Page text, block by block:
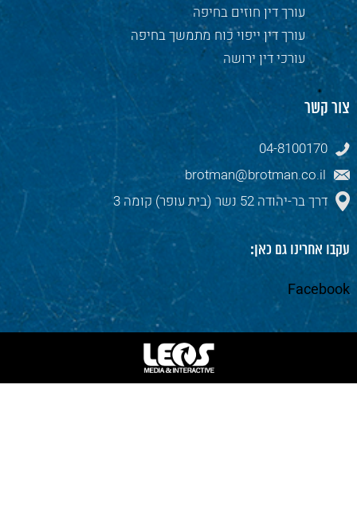
עורך דין חוזים בחיפה
עורך דין ייפוי כוח מתמשך בחיפה
עורכי דין ירושה
צור קשר
04-8100170
brotman@brotman.co.il
דרך בר-יהודה 52 נשר (בית עופר) קומה 3
עקבו אחרינו גם כאן:
Facebook